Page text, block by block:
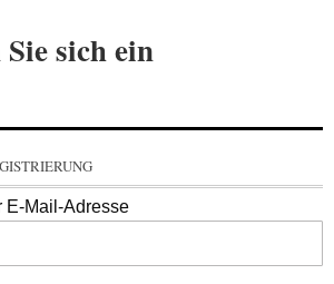
sich ein
E-Mail-Adresse